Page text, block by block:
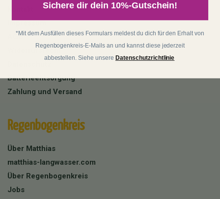
Impressum
AGB
Widerrufsrecht
Batterieentsorgung
Zahlung und Versand
Regenbogenkreis
Über Matthias
matthias-langwasser.com
Über Regenbogenkreis
Jobs
Sichere dir dein 10%-Gutschein!
*Mit dem Ausfüllen dieses Formulars meldest du dich für den Erhalt von
Regenbogenkreis-E-Mails an und kannst diese jederzeit
abbestellen. Siehe unsere Datenschutzrichtlinie